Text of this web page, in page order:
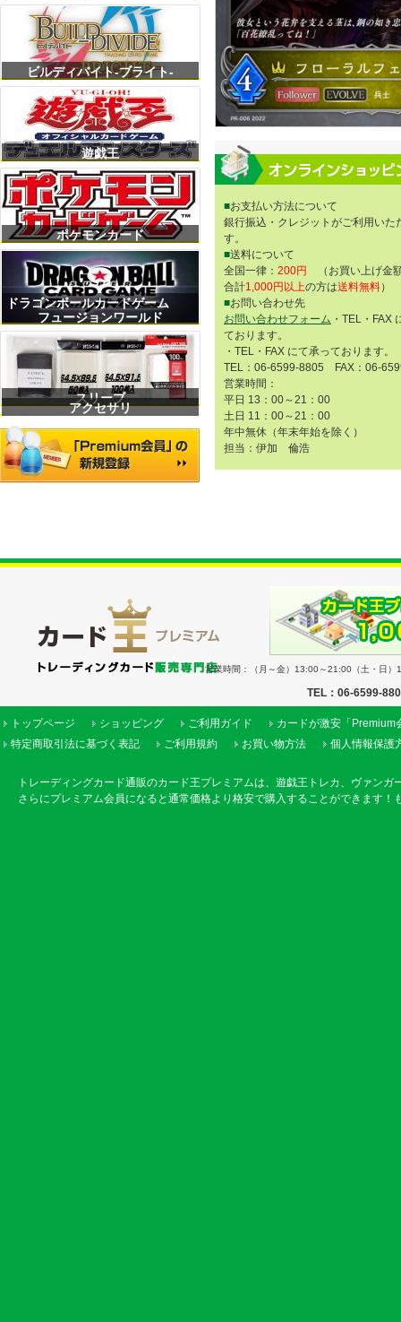
■お支払い方法について
銀行振込・クレジットがご利用いた
す。
■送料について
全国一律： 200円
（お買い上げ金
合計1,000円以上の方は送料無料）
■お問い合わせ先
お問い合わせフォーム ・TEL・FAX
ております。
・TEL・FAX にて承っております。
TEL：06-6599-8805 FAX：06-
営業時間：
平日 13：00～21：00
土日 11：00～21：00
年中無休（年末年始を除く）
担当：伊加 倫浩
ビルディバイト-ブライト-
遊戯王
ポケモンカード
ドラゴンボールカードゲーム
フュージョンワールド
スリーブ
アクセサリ
営業時間：（月～金）13:00～21:00（土・日
TEL：06-6599-
トップページ ショッピング ご利用ガイド
カードが激安「Premium
特定商取引法に基づく表記
ご利用規約 お買い物方法 個人情報保護
トレーディングカード通販のカード王プレミアムは、遊戯王トレカ、ヴァン
さらにプレミアム会員になると通常価格より格安で購入することができます